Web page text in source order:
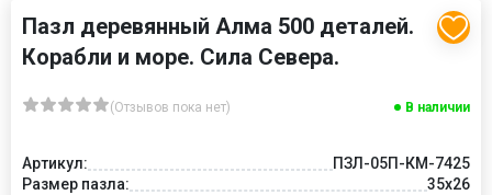
Пазл деревянный Алма 500 деталей.
Корабли и море. Сила Севера.
(Отзывов пока нет) В наличии
Артикул:
ПЗЛ-05П-КМ-7425
Размер пазла:
35х26